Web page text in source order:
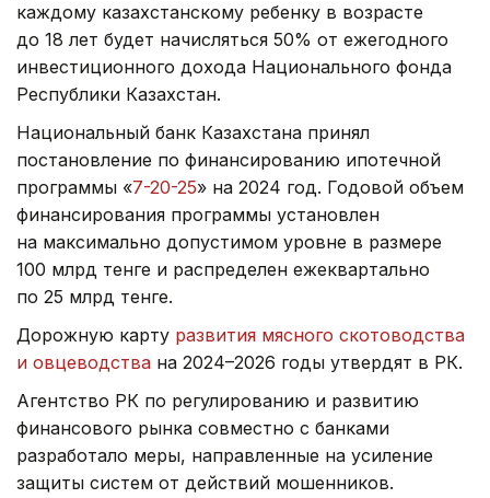
каждому казахстанскому ребенку в возрасте
до 18 лет будет начисляться 50% от ежегодного
инвестиционного дохода Национального фонда
Республики Казахстан.
Национальный банк Казахстана принял
постановление по финансированию ипотечной
программы «7-20-25» на 2024 год. Годовой объем
финансирования программы установлен
на максимально допустимом уровне в размере
100 млрд тенге и распределен ежеквартально
по 25 млрд тенге.
Дорожную карту развития мясного скотоводства
и овцеводства на 2024–2026 годы утвердят в РК.
Агентство РК по регулированию и развитию
финансового рынка совместно с банками
разработало меры, направленные на усиление
защиты систем от действий мошенников.